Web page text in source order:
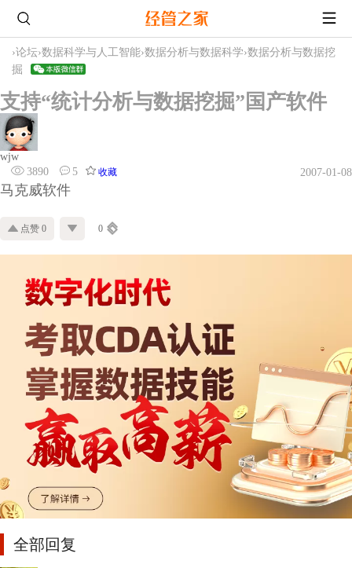
›论坛›数据科学与人工智能›数据分析与数据科学›数据分析与数据挖
掘
支持“统计分析与数据挖掘”国产软件
wjw
3890
5 收藏 2007-01-08
马克威软件
点赞 0 0
全部回复